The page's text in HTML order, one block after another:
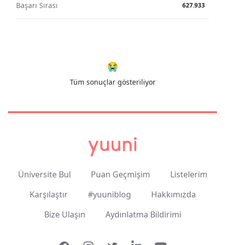
Başarı Sırası 627.933
😭
Tüm sonuçlar gösteriliyor
Üniversite Bul Puan Geçmişim
Listelerim
Karşılaştır
#yuuniblog
Hakkımızda
Bize Ulaşın
Aydınlatma Bildirimi